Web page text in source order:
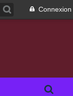
Connexion